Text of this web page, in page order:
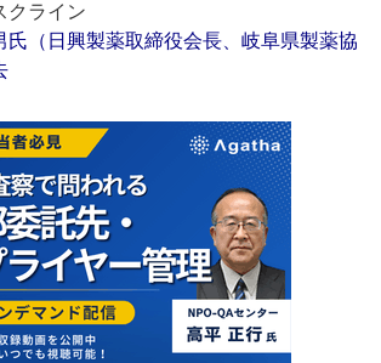
クライン
氏（日興製薬取締役会長、岐阜県製薬協